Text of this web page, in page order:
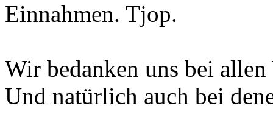
Einnahmen. Tjop.
Wir bedanken uns bei
Und natürlich auch bei